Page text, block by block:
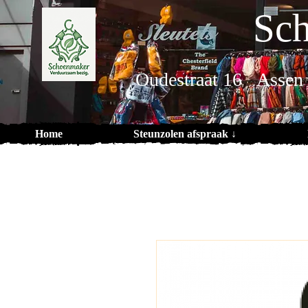
Oudestraat 16 Assen
Home Steunzolen afspraak ↓